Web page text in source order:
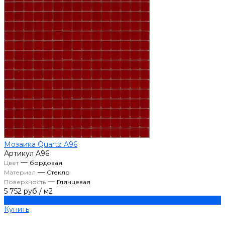
Мозаика Quartz A96
Артикул A96
Цвет— бордовая
Материал — Стекло
Поверхность — Глянцевая
5 752 руб / м2
Купить